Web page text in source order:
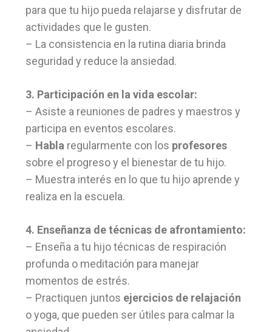
para que tu hijo pueda relajarse y disfrutar de
actividades que le gusten.
– La consistencia en la rutina diaria brinda
seguridad y reduce la ansiedad.
3. Participación en la vida escolar:
– Asiste a reuniones de padres y maestros y
participa en eventos escolares.
– Habla regularmente con los profesores
sobre el progreso y el bienestar de tu hijo.
– Muestra interés en lo que tu hijo aprende y
realiza en la escuela.
4. Enseñanza de técnicas de afrontamiento:
– Enseña a tu hijo técnicas de respiración
profunda o meditación para manejar
momentos de estrés.
– Practiquen juntos ejercicios de relajación
o yoga, que pueden ser útiles para calmar la